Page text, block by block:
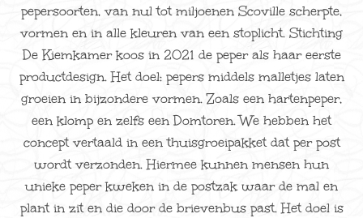
pepersoorten, van nul tot miljoenen Scoville scherpte,
vormen en in alle kleuren van een stoplicht. Stichting
De Kiemkamer koos in 2021 de peper als haar eerste
productdesign. Het doel: pepers middels malletjes laten
groeien in bijzondere vormen. Zoals een hartenpeper,
een klomp en zelfs een Domtoren. We hebben het
concept vertaald in een thuisgroeipakket dat per post
wordt verzonden. Hiermee kunnen mensen hun
unieke peper kweken in de postzak waar de mal en
plant in zit en die door de brievenbus past. Het doel is